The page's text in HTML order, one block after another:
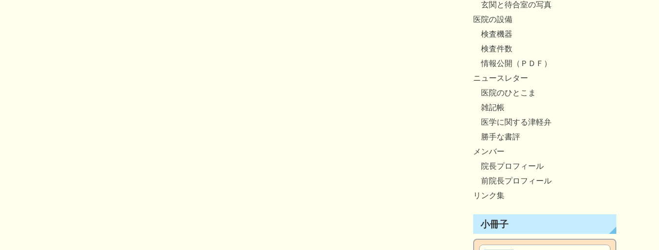
玄関と待合室の写真
医院の設備
検査機器
検査件数
情報公開（ＰＤＦ）
ニュースレター
医院のひとこま
雑記帳
医学に関する津軽弁
勝手な書評
メンバー
院長プロフィール
前院長プロフィール
リンク集
小冊子